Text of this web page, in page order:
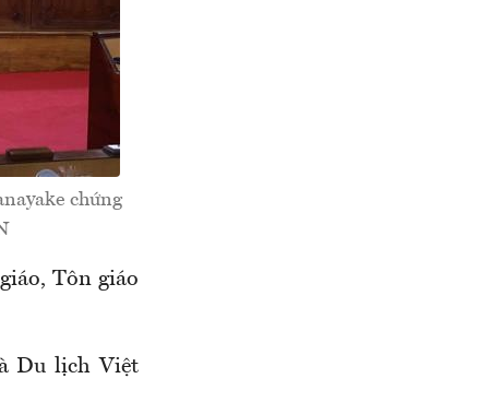
chứng
Tôn giáo
Du lịch Việt